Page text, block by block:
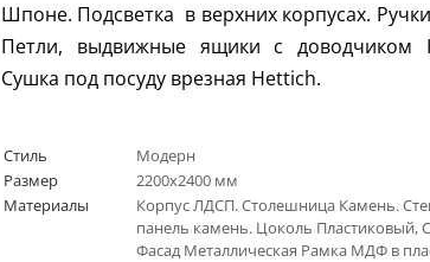
Шпоне. Подсветка в верхних корпусах.
Петли, выдвижные ящики с доводчиком
Сушка под посуду врезная Hettich.
Стиль
Модерн
Размер
2200х2400 мм
Материалы
Корпус ЛДСП. Столешница Камень.
панель камень. Цоколь Пластиковый,
Фасад Металлическая Рамка МДФ в